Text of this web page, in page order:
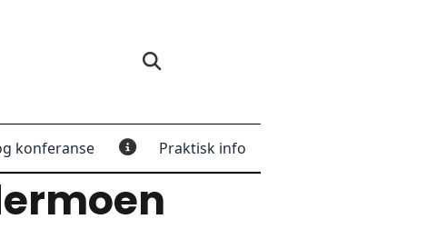
konferanse Praktisk info